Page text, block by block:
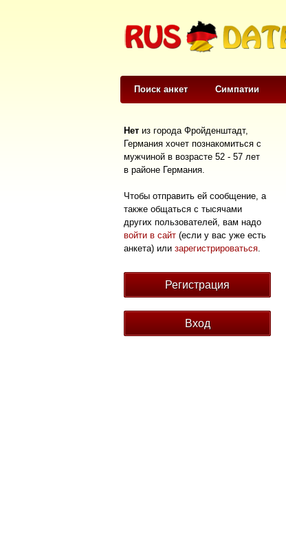
Поиск анкет Симпатии
Нет из города Фройденштадт,
Германия хочет познакомиться с
мужчиной в возрасте 52 - 57 лет
в районе Германия.
Чтобы отправить ей сообщение, а
также общаться с тысячами
других пользователей, вам надо
войти в сайт (если у вас уже есть
анкета) или зарегистрироваться.